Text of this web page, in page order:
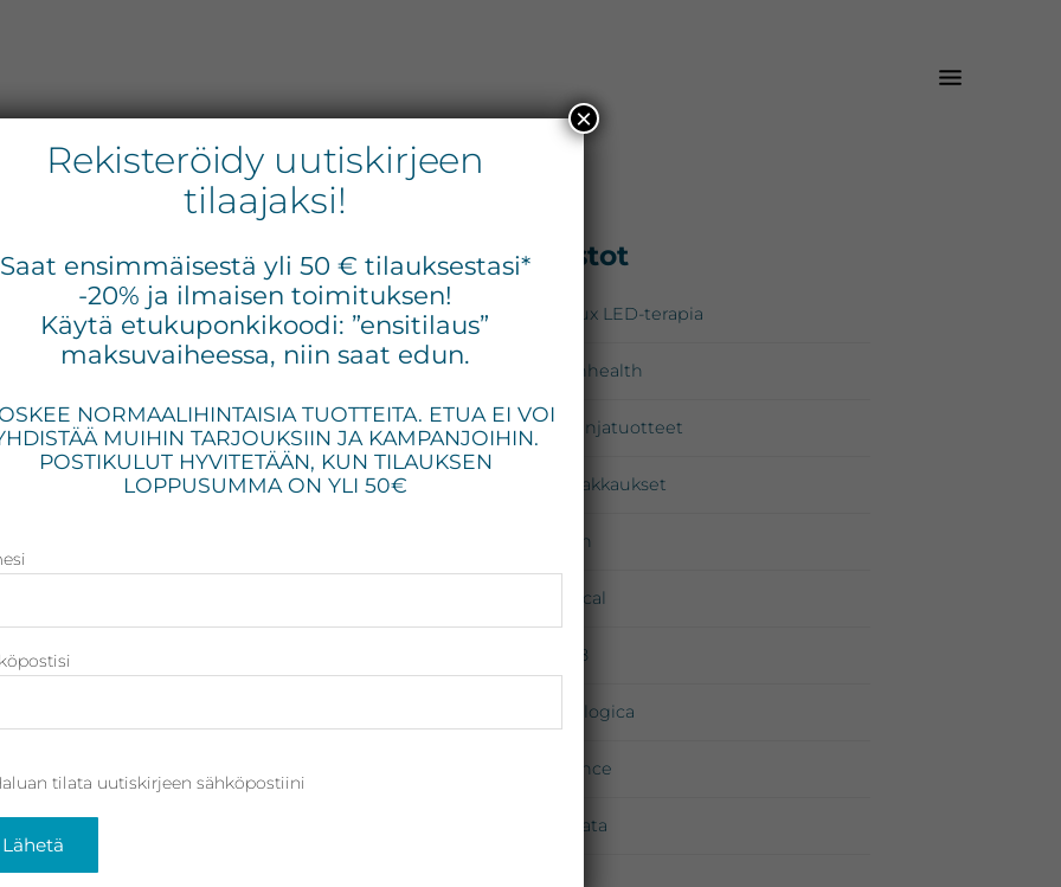
Ensisijainen
sivupalkki
Osastot
Omnilux LED-terapia
Zo Skinhealth
Kampanjatuotteet
Lahjapakkaukset
Environ
iS Clinical
Medik8
Dermalogica
Exuviance
Neostrata
Rekisteröidy uutiskirjeen
tilaajaksi!
Saat ensimmäisestä yli 50 € tilauksestasi*
-20% ja ilmaisen toimituksen!
Käytä etukuponkikoodi: ”ensitilaus”
maksuvaiheessa, niin saat edun.
NORMAALIHINTAISIA TUOTTEITA. ETUA EI VOI
MUIHIN TARJOUKSIIN JA KAMPANJOIHIN.
POSTIKULUT HYVITETÄÄN, KUN TILAUKSEN
LOPPUSUMMA ON YLI 50€
tilata uutiskirjeen sähköpostiini
×